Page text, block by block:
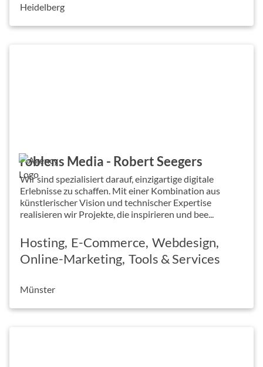
Heidelberg
roblens Media - Robert Seegers
Wir sind spezialisiert darauf, einzigartige digitale
Erlebnisse zu schaffen. Mit einer Kombination aus
künstlerischer Vision und technischer Expertise
realisieren wir Projekte, die inspirieren und bee...
Hosting E-Commerce Webdesign
Online-Marketing Tools & Services
Münster